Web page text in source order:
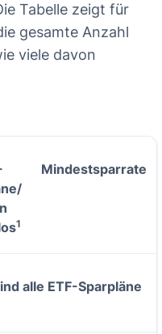
Tabelle zeigt für
gesamte Anzahl
viele davon
1
Mindestsparrate
alle ETF-Sparpläne